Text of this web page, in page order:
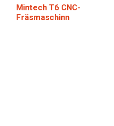
Mintech T6 CNC-
Fräsmaschinn